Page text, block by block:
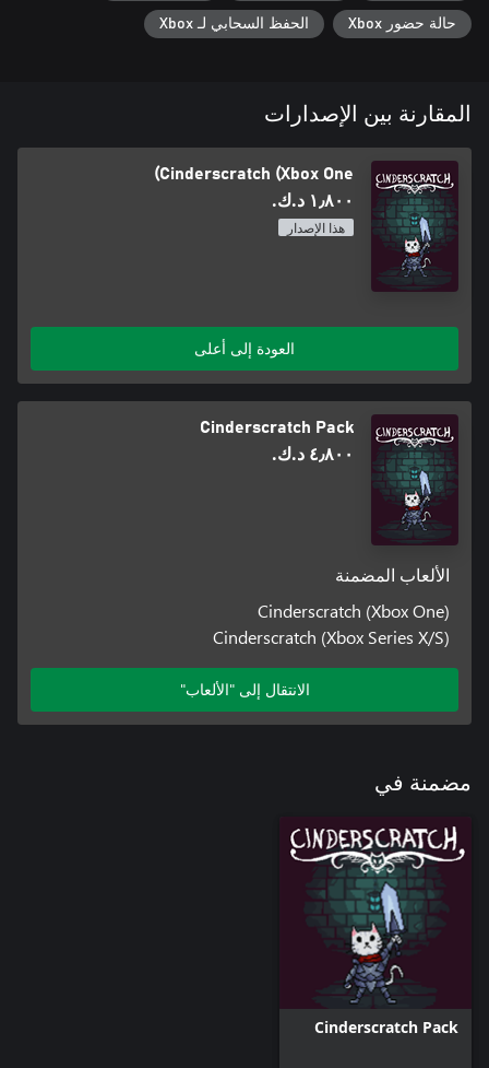
حالة حضور Xbox الحفظ السحابي لـ Xbox
المقارنة بين الإصدارات
Cinderscratch (Xbox One)
١٫٨٠٠ د.ك.‏
هذا الإصدار
العودة إلى أعلى
Cinderscratch Pack
٤٫٨٠٠ د.ك.‏
الألعاب المضمنة
Cinderscratch (Xbox One)
Cinderscratch (Xbox Series X/S)
الانتقال إلى "الألعاب"
مضمنة في
Cinderscratch Pack